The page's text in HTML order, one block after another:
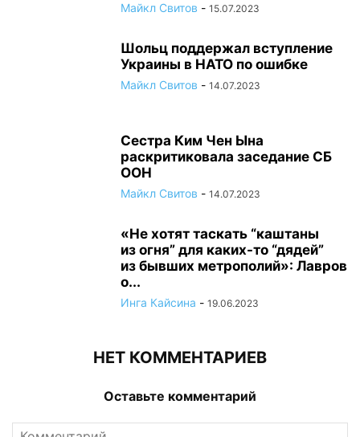
Майкл Свитов - 15.07.2023
Шольц поддержал вступление
Украины в НАТО по ошибке
Майкл Свитов - 14.07.2023
Сестра Ким Чен Ына
раскритиковала заседание СБ
ООН
Майкл Свитов - 14.07.2023
«Не хотят таскать “каштаны
из огня” для каких-то “дядей”
из бывших метрополий»: Лавров
о...
Инга Кайсина - 19.06.2023
НЕТ КОММЕНТАРИЕВ
Оставьте комментарий